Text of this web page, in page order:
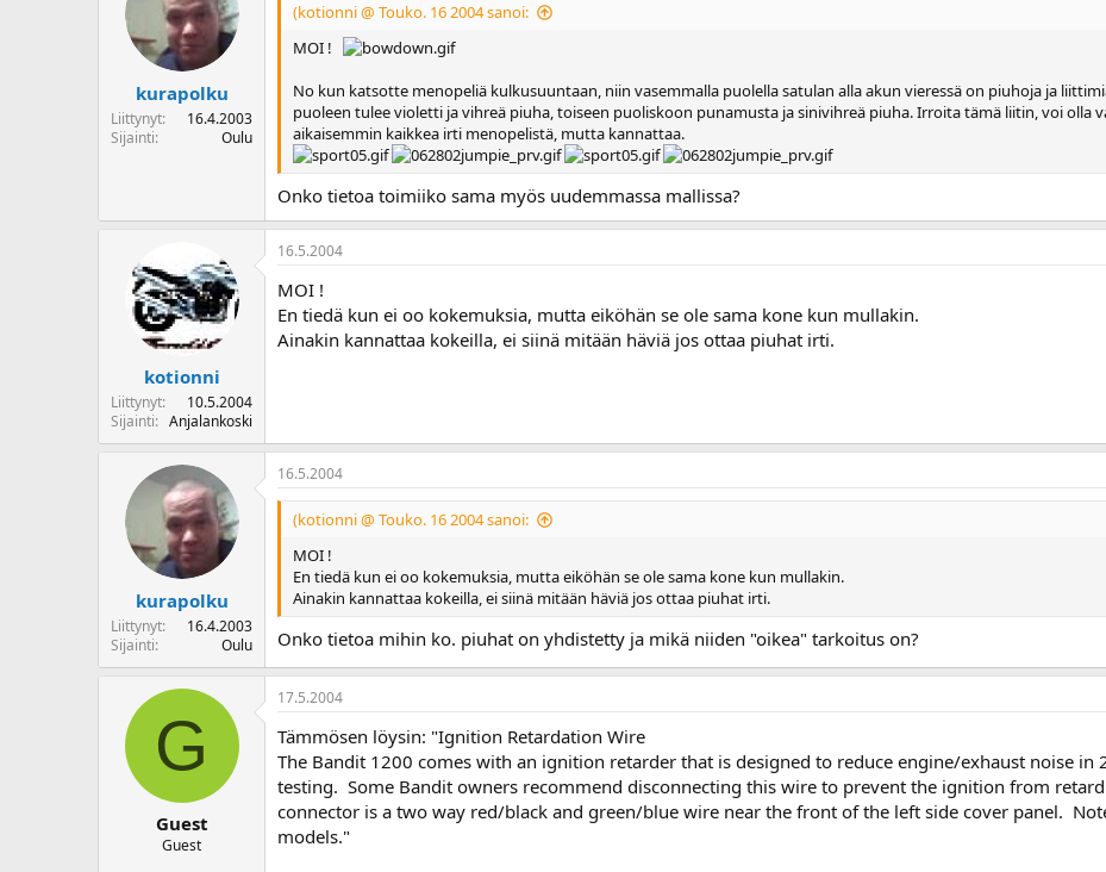
kurapolku
Liittynyt
16.4.2003
Sijainti
Oulu
(kotionni @ Touko. 16 2004 sanoi:
MOI !
No kun katsotte menopeliä kulkusuuntaan, niin vasemmalla puolella satulan alla akun vieressä on piuhoja ja
puoleen tulee violetti ja vihreä piuha, toiseen puoliskoon punamusta ja sinivihreä piuha. Irroita tämä liitin, voi olla
aikaisemmin kaikkea irti menopelistä, mutta kannattaa.
Onko tietoa toimiiko sama myös uudemmassa mallissa?
kotionni
Liittynyt
10.5.2004
Sijainti
Anjalankoski
16.5.2004
MOI !
En tiedä kun ei oo kokemuksia, mutta eiköhän se ole sama kone kun mullakin.
Ainakin kannattaa kokeilla, ei siinä mitään häviä jos ottaa piuhat irti.
kurapolku
Liittynyt
16.4.2003
Sijainti
Oulu
16.5.2004
(kotionni @ Touko. 16 2004 sanoi:
MOI !
En tiedä kun ei oo kokemuksia, mutta eiköhän se ole sama kone kun mullakin.
Ainakin kannattaa kokeilla, ei siinä mitään häviä jos ottaa piuhat irti.
Onko tietoa mihin ko. piuhat on yhdistetty ja mikä niiden "oikea" tarkoitus on?
G
Guest
Guest
17.5.2004
Tämmösen löysin: "Ignition Retardation Wire
The Bandit 1200 comes with an ignition retarder that is designed to reduce engine/exhaust noise in
testing. Some Bandit owners recommend disconnecting this wire to prevent the ignition from
connector is a two way red/black and green/blue wire near the front of the left side cover panel.
models."